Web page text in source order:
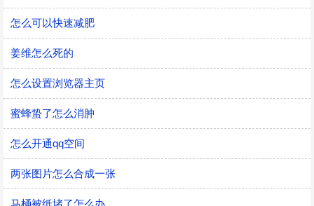
怎么可以快速减肥
姜维怎么死的
怎么设置浏览器主页
蜜蜂蛰了怎么消肿
怎么开通qq空间
两张图片怎么合成一张